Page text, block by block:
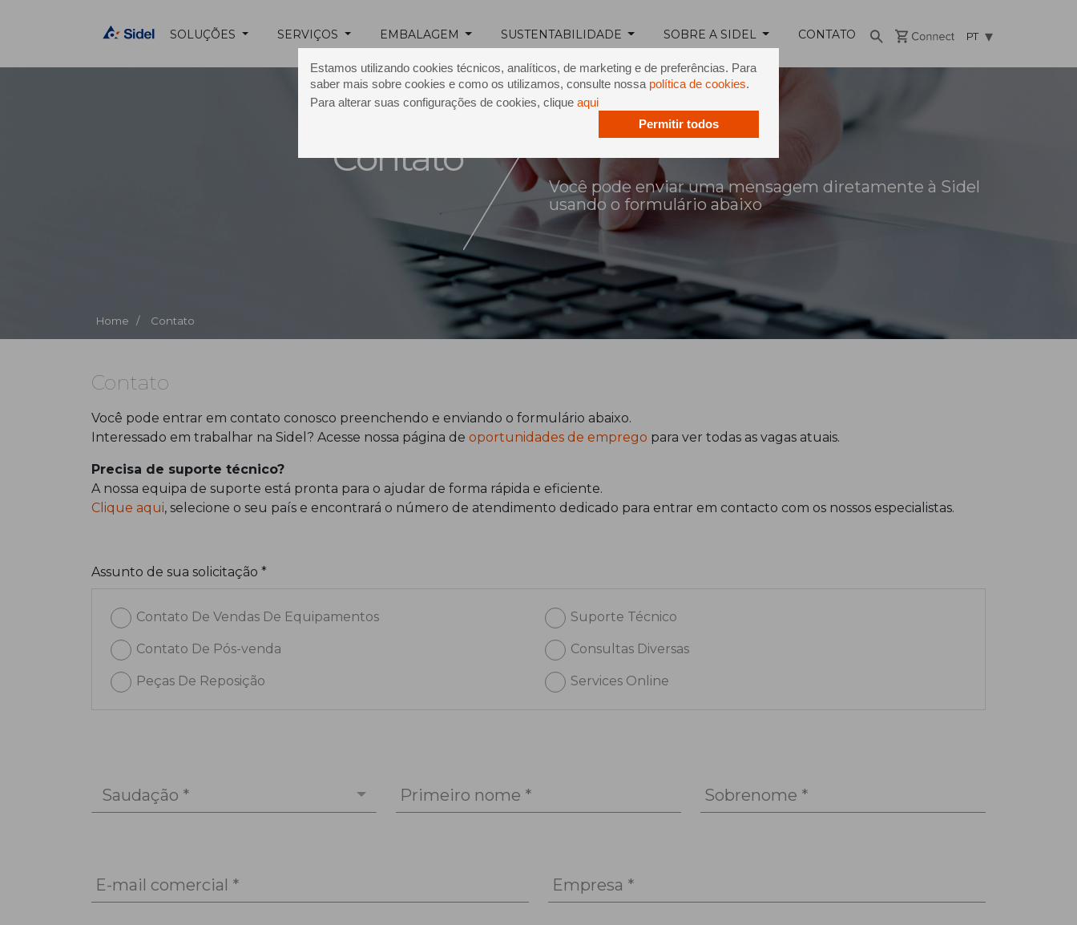
Estamos utilizando cookies técnicos, analíticos, de marketing e de preferências. Para
saber mais sobre cookies e como os utilizamos, consulte nossa política de cookies.
Para alterar suas configurações de cookies, clique aqui
Permitir todos
SOLUÇÕES SERVIÇOS EMBALAGEM SUSTENTABILIDADE SOBRE A SIDEL CONTATO PT
Home / Contato
Contato
Você pode enviar uma mensagem diretamente à Sidel
usando o formulário abaixo
Contato
Você pode entrar em contato conosco preenchendo e enviando o formulário abaixo.
Interessado em trabalhar na Sidel? Acesse nossa página de oportunidades de emprego para ver todas as vagas atuais.
Precisa de suporte técnico?
A nossa equipa de suporte está pronta para o ajudar de forma rápida e eficiente.
Clique aqui, selecione o seu país e encontrará o número de atendimento dedicado para entrar em contacto com os nossos especialistas.
Assunto de sua solicitação *
Contato De Vendas De Equipamentos Suporte Técnico
Contato De Pós-venda Consultas Diversas
Peças De Reposição Services Online
Saudação * Primeiro nome * Sobrenome *
E-mail comercial * Empresa *